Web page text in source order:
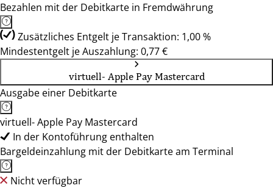
Bezahlen mit der Debitkarte in Fremdwährung
Zusätzliches Entgelt je Transaktion: 1,00 %
Mindestentgelt je Auszahlung: 0,77 €
virtuell- Apple Pay Mastercard
Ausgabe einer Debitkarte
virtuell- Apple Pay Mastercard
In der Kontoführung enthalten
Bargeldeinzahlung mit der Debitkarte am Terminal
Nicht verfügbar